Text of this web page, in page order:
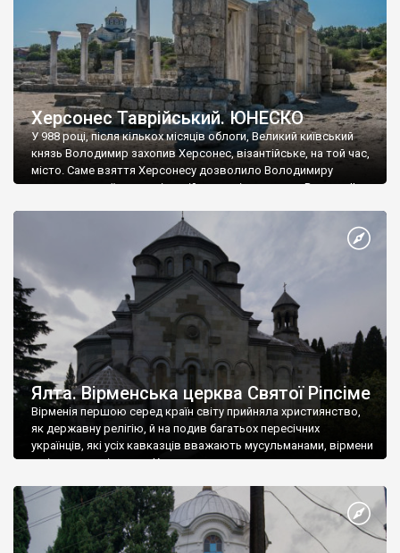
Херсонес Таврійський. ЮНЕСКО
У 988 році, після кількох місяців облоги, Великий київський
князь Володимир захопив Херсонес, візантійське, на той час,
місто. Саме взяття Херсонесу дозволило Володимиру
диктувати свої умови візантійському імператору Василю ІІ, та
Херсонесі Володимир-язичник, став Василем-християнином.
А потім було Хрещення Русі. На честь Херсонесу Таврійського
Ялта. Вірменська церква Святої Ріпсіме
Вірменія першою серед країн світу прийняла християнство,
як державну релігію, й на подив багатьох пересічних
українців, які усіх кавказців вважають мусульманами, вірмени
є відданими вірянами Христа